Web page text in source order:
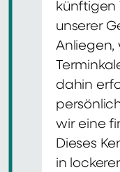
künftigen
unserer
Anliegen,
dahin
wir eine
Dieses
in